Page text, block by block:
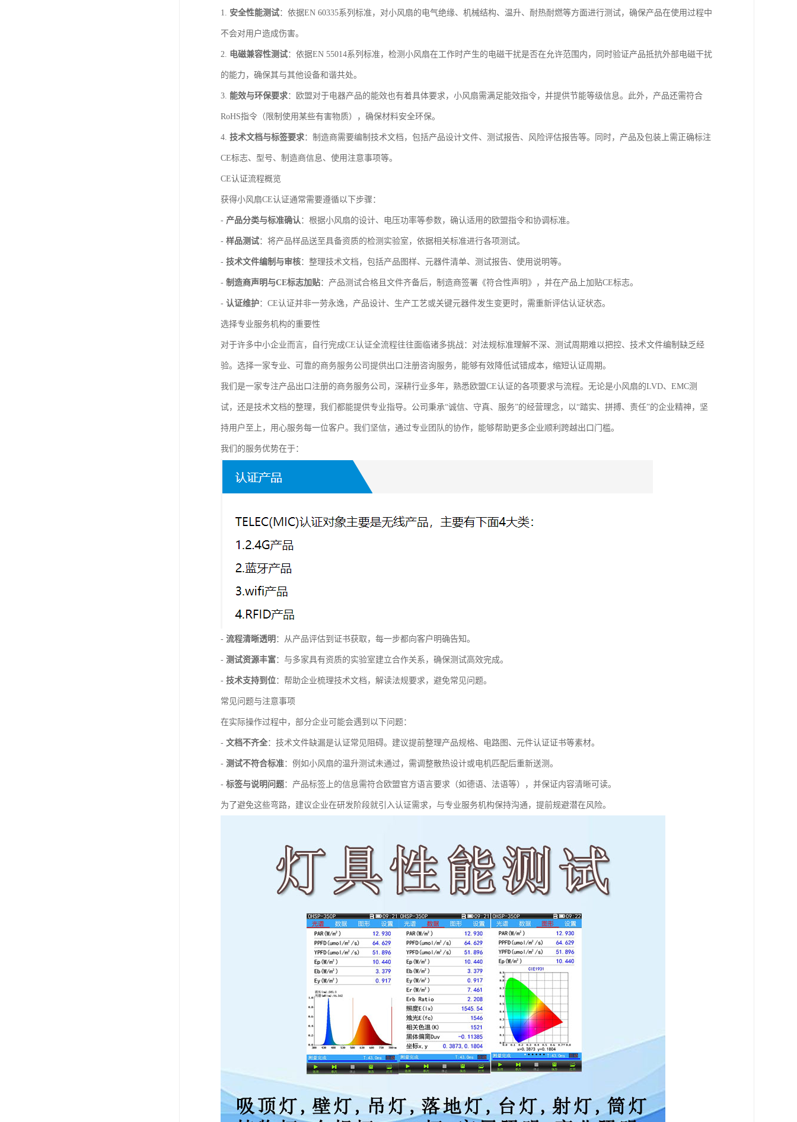
1. 安全性能测试：依据EN 60335系列标准，对小风扇的电气绝缘、机械结构、温升、耐热耐燃等方面进行测试，确保产品在使用过程中
不会对用户造成伤害。
2. 电磁兼容性测试：依据EN 55014系列标准，检测小风扇在工作时产生的电磁干扰是否在允许范围内，同时验证产品抵抗外部电磁干扰
的能力，确保其与其他设备和谐共处。
3. 能效与环保要求：欧盟对于电器产品的能效也有着具体要求，小风扇需满足能效指令，并提供节能等级信息。此外，产品还需符合
RoHS指令（限制使用某些有害物质），确保材料安全环保。
4. 技术文档与标签要求：制造商需要编制技术文档，包括产品设计文件、测试报告、风险评估报告等。同时，产品及包装上需正确标注
CE标志、型号、制造商信息、使用注意事项等。
CE认证流程概览
获得小风扇CE认证通常需要遵循以下步骤：
- 产品分类与标准确认 ：根据小风扇的设计、电压功率等参数，确认适用的欧盟指令和协调标准。
- 样品测试：将产品样品送至具备资质的检测实验室，依据相关标准进行各项测试。
- 技术文件编制与审核：整理技术文档，包括产品图样、元器件清单、测试报告、使用说明等。
- 制造商声明与CE标志加贴：产品测试合格且文件齐备后，制造商签署《符合性声明》，并在产品上加贴CE标志。
- 认证维护：CE认证并非一劳永逸，产品设计、生产工艺或关键元器件发生变更时，需重新评估认证状态。
选择专业服务机构的重要性
对于许多中小企业而言，自行完成CE认证全流程往往面临诸多挑战：对法规标准理解不深、测试周期难以把控、技术文件编制缺乏经
验。选择一家专业、可靠的商务服务公司提供出口注册咨询服务，能够有效降低试错成本，缩短认证周期。
我们是一家专注产品出口注册的商务服务公司，深耕行业多年，熟悉欧盟CE认证的各项要求与流程。无论是小风扇的LVD、EMC测
试，还是技术文档的整理，我们都能提供专业指导。公司秉承“诚信、守真、服务”的经营理念，以“踏实、拼搏、责任”的企业精神，坚
持用户至上，用心服务每一位客户。我们坚信，通过专业团队的协作，能够帮助更多企业顺利跨越出口门槛。
我们的服务优势在于：
- 流程清晰透明 ：从产品评估到证书获取，每一步都向客户明确告知。
- 测试资源丰富：与多家具有资质的实验室建立合作关系，确保测试高效完成。
- 技术支持到位：帮助企业梳理技术文档，解读法规要求，避免常见问题。
常见问题与注意事项
在实际操作过程中，部分企业可能会遇到以下问题：
- 文档不齐全：技术文件缺漏是认证常见阻碍。建议提前整理产品规格、电路图、元件认证证书等素材。
- 测试不符合标准：例如小风扇的温升测试未通过，需调整散热设计或电机匹配后重新送测。
- 标签与说明问题：产品标签上的信息需符合欧盟官方语言要求（如德语、法语等），并保证内容清晰可读。
为了避免这些弯路，建议企业在研发阶段就引入认证需求，与专业服务机构保持沟通，提前规避潜在风险。